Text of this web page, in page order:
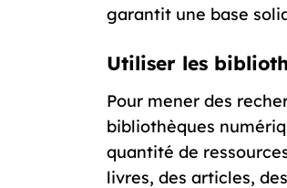
garantit une base
Utiliser les
Pour mener des
bibliothèques
quantité de
livres, des articles,